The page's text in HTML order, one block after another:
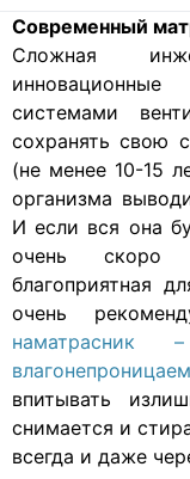
Современный
Cложная
системами
сохранять свою
(не менее 10-15
организма
И если вся она
очень скоро
благоприятная
очень
впитывать
снимается и
всегда и даже